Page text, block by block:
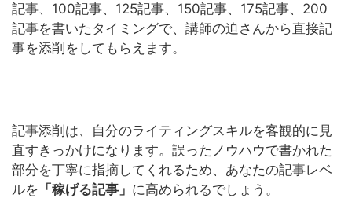
記事、100記事、125記事、150記事、175記事、200
記事を書いたタイミングで、講師の迫さんから直接記
事を添削をしてもらえます。
記事添削は、自分のライティングスキルを客観的に見
直すきっかけになります。誤ったノウハウで書かれた
部分を丁寧に指摘してくれるため、あなたの記事レベ
ルを 「稼げる記事」 に高められるでしょう。